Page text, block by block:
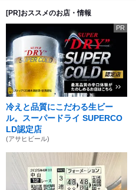
[PR]おススメのお店・情報
PR
冷えと品質にこだわる生ビー
ル。スーパードライ SUPERCO
LD認定店
(アサヒビール)